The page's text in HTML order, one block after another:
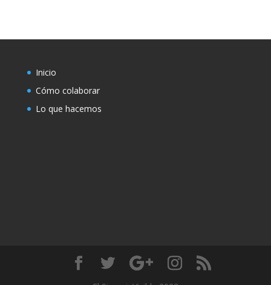
Inicio
Cómo colaborar
Lo que hacemos